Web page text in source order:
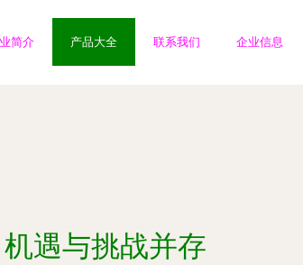
简介 产品大全 联系我们 企业信息
遇与挑战并存